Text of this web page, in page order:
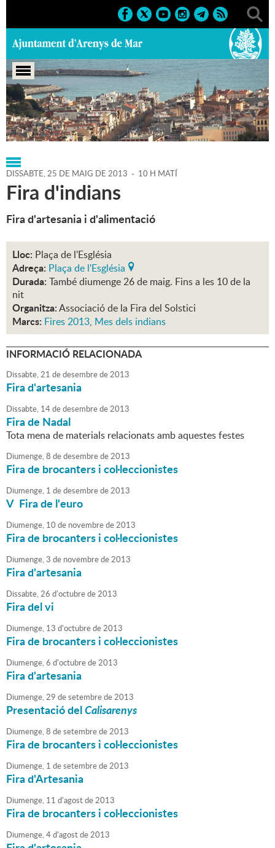
Portada > Regidories > Cultura > Agenda > 25-05-2013
DISSABTE,25 DE MAIG DE 2013 - 10 H MATÍ
Fira d'indians
Fira d'artesania i d'alimentació
Lloc: Plaça de l'Església
Adreça: Plaça de l'Església
Durada: També diumenge 26 de maig. Fins a les 10 de la
nit
Organitza:Associació de la Fira del Solstici
Marcs: Fires 2013, Mes dels indians
INFORMACIÓ RELACIONADA
Dissabte,21 dedesembrede2013
Fira d'artesania
Dissabte, 14dedesembrede2013
Fira de Nadal
Tota mena de materials relacionats amb aquestes festes
Diumenge,8 dedesembrede2013
Fira de brocanters i col·leccionistes
Diumenge, 1 dedesembrede2013
V Fira de l'euro
Diumenge, 10 de novembrede2013
Fira de brocanters i col·leccionistes
Diumenge,3 de novembrede2013
Fira d'artesania
Dissabte,26 d'octubrede2013
Fira del vi
Diumenge, 13 d'octubrede2013
Fira de brocanters i col·leccionistes
Diumenge,6 d'octubrede2013
Fira d'artesania
Diumenge,29 desetembrede2013
Presentació delCalisarenys
Diumenge,8 desetembrede2013
Fira de brocanters i col·leccionistes
Diumenge, 1 desetembrede2013
Fira d'Artesania
Diumenge, 11 d'agostde2013
Fira de brocanters i col·leccionistes
Diumenge,4d'agostde2013